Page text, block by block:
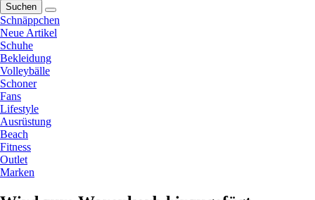
Suchen
Schnäppchen
Neue Artikel
Schuhe
Bekleidung
Volleybälle
Schoner
Fans
Lifestyle
Ausrüstung
Beach
Fitness
Outlet
Marken